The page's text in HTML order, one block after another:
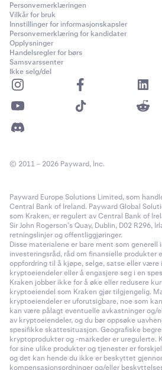
Personvernerklæringen
Vilkår for bruk
Innstillinger for informasjonskapsler
Personvernerklæring for kandidater
Opplysninger
Handelsregler for børs
Samsvarssenter
Ikke selg/del
© 2011 – 2026 Payward, Inc.
Payward Europe Solutions Limited, som
Central Bank of Ireland. Payward Global
som Kraken, er regulert av Central Bank of
Sir John Rogerson’s Quay, Dublin, D02 R296,
retningslinjer og offentliggjøringer.
Disse materialene er bare ment som
investeringsråd, råd om finansielle produkter
oppfordring til å kjøpe, selge, satse eller være
kryptoeiendeler eller å engasjere seg i en
Kraken jobber ikke for å øke eller redusere
kryptoeiendel som Kraken gjør tilgjengelig.
kryptoeiendeler er uforutsigbare, noe som
kan være pålagt eventuelle avkastninger og/
av kryptoeiendeler, og du bør oppsøke
spesifikke skattesituasjon. Geografiske
kryptoprodukter og -markeder er uregulerte.
for sine ulike produkter og tjenester er
og det kan hende du ikke er beskyttet
kompensasjonsordninger og/eller